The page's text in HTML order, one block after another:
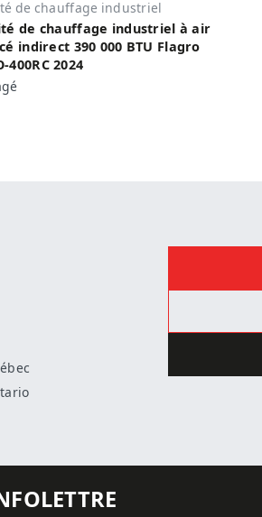
de chauffage industriel
de chauffage industriel à air
indirect 390 000 BTU Flagro
400RC 2024